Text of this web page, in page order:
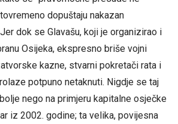
dopuštaju nakazan
dok se Glavašu, koji je organizirao i
Osijeka, ekspresno briše vojni
kazne, stvarni pokretači rata i
potpuno netaknuti. Nigdje se taj
nego na primjeru kapitalne osječke
iz 2002. godine; ta velika, povijesna